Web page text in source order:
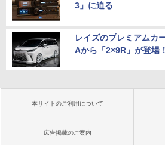
3」に迫る
レイズのプレミアムカ
Aから「2×9R」が登場！
本サイトのご利用について
広告掲載のご案内